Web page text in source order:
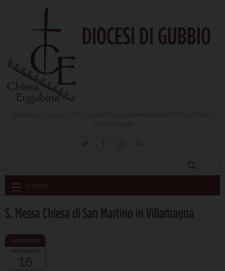
DIOCESI DI GUBBIO
Skip
to
Home
S. Messa Chiesa di San Martino in Villamagna
domenica
16